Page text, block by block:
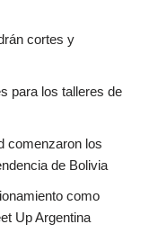
cortes y
para los talleres de
comenzaron los
de Bolivia
como
Up Argentina